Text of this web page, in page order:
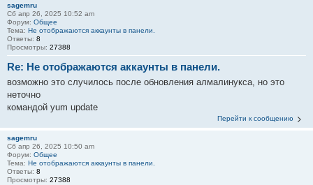
sagemru
Сб апр 26, 2025 10:52 am
Форум: Общее
Тема: Не отображаются аккаунты в панели.
Ответы: 8
Просмотры: 27388
Re: Не отображаются аккаунты в панели.
возможно это случилось после обновления алмалинукса, но это
неточно
командой yum update
Перейти к сообщению
sagemru
Сб апр 26, 2025 10:50 am
Форум: Общее
Тема: Не отображаются аккаунты в панели.
Ответы: 8
Просмотры: 27388